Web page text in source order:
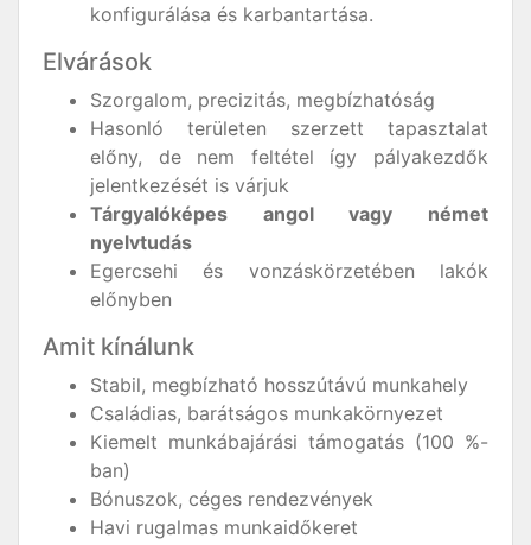
konfigurálása és karbantartása.
Elvárások
Szorgalom, precizitás, megbízhatóság
Hasonló területen szerzett tapasztalat
előny, de nem feltétel így pályakezdők
jelentkezését is várjuk
Tárgyalóképes angol vagy német
nyelvtudás
Egercsehi és vonzáskörzetében lakók
előnyben
Amit kínálunk
Stabil, megbízható hosszútávú munkahely
Családias, barátságos munkakörnyezet
Kiemelt munkábajárási támogatás (100 %-
ban)
Bónuszok, céges rendezvények
Havi rugalmas munkaidőkeret